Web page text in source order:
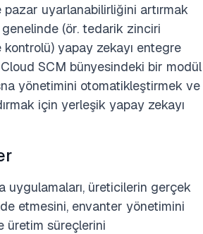
uyarlanabilirliğini artırmak
(ör. tedarik zinciri
yapay zekayı entegre
SCM bünyesindeki bir modül
yönetimini otomatikleştirmek ve
için yerleşik yapay zekayı
uygulamaları, üreticilerin gerçek
etmesini, envanter yönetimini
üretim süreçlerini